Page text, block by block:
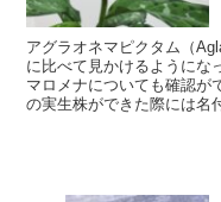
アグラオネマピクタム（
に比べて見かけるようにな
マロメナについても確認が
の実生株ができた際には名